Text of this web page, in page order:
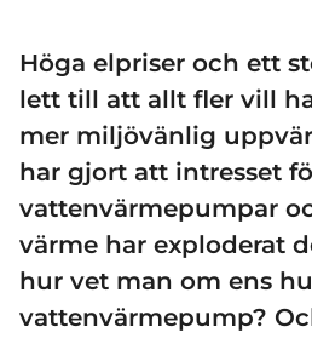
Höga elpriser och ett
lett till att allt fler vill
mer miljövänlig
har gjort att intresset
vattenvärmepumpar
värme har exploderat
hur vet man om ens
vattenvärmepump?